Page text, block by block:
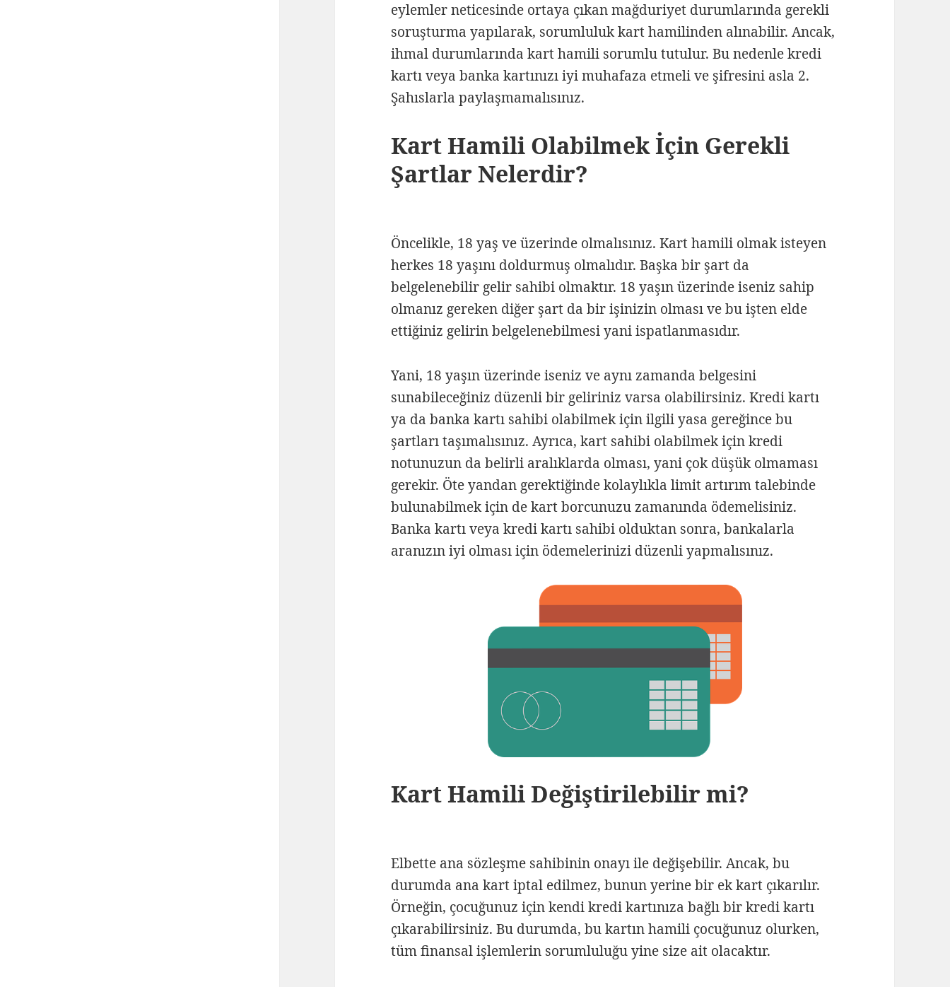
eylemler neticesinde ortaya çıkan mağduriyet durumlarında gerekli
soruşturma yapılarak, sorumluluk kart hamilinden alınabilir. Ancak,
ihmal durumlarında kart hamili sorumlu tutulur. Bu nedenle kredi
kartı veya banka kartınızı iyi muhafaza etmeli ve şifresini asla 2.
Şahıslarla paylaşmamalısınız.
Kart Hamili Olabilmek İçin Gerekli
Şartlar Nelerdir?
Öncelikle, 18 yaş ve üzerinde olmalısınız. Kart hamili olmak isteyen
herkes 18 yaşını doldurmuş olmalıdır. Başka bir şart da
belgelenebilir gelir sahibi olmaktır. 18 yaşın üzerinde iseniz sahip
olmanız gereken diğer şart da bir işinizin olması ve bu işten elde
ettiğiniz gelirin belgelenebilmesi yani ispatlanmasıdır.
Yani, 18 yaşın üzerinde iseniz ve aynı zamanda belgesini
sunabileceğiniz düzenli bir geliriniz varsa olabilirsiniz. Kredi kartı
ya da banka kartı sahibi olabilmek için ilgili yasa gereğince bu
şartları taşımalısınız. Ayrıca, kart sahibi olabilmek için kredi
notunuzun da belirli aralıklarda olması, yani çok düşük olmaması
gerekir. Öte yandan gerektiğinde kolaylıkla limit artırım talebinde
bulunabilmek için de kart borcunuzu zamanında ödemelisiniz.
Banka kartı veya kredi kartı sahibi olduktan sonra, bankalarla
aranızın iyi olması için ödemelerinizi düzenli yapmalısınız.
Kart Hamili Değiştirilebilir mi?
Elbette ana sözleşme sahibinin onayı ile değişebilir. Ancak, bu
durumda ana kart iptal edilmez, bunun yerine bir ek kart çıkarılır.
Örneğin, çocuğunuz için kendi kredi kartınıza bağlı bir kredi kartı
çıkarabilirsiniz. Bu durumda, bu kartın hamili çocuğunuz olurken,
tüm finansal işlemlerin sorumluluğu yine size ait olacaktır.